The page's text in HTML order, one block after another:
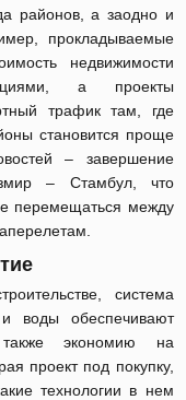
районов, а заодно и
прокладываемые
недвижимости
а проекты
трафик там, где
становится проще
– завершение
– Стамбул, что
перемещаться между
система
воды обеспечивают
также экономию на
проект под покупку,
технологии в нем